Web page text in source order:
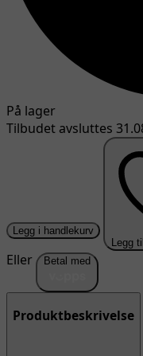
På lager
Tilbudet avsluttes
Legg i handlekurv
Legg
Eller Betal med
Produktbeskrivelse